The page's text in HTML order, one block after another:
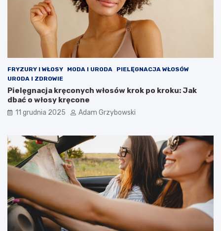
FRYZURY I WŁOSY MODA I URODA
PIELĘGNACJA WŁOSÓW
URODA I ZDROWIE
Pielęgnacja kręconych włosów krok po kroku: Jak
dbać o włosy kręcone
11 grudnia 2025 Adam Grzybowski